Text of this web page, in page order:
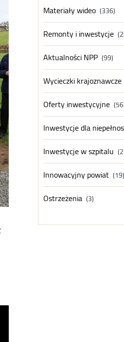
Materiały wideo (336)
Remonty i inwestycje
Aktualności NPP (99)
Wycieczki krajoznawcze
Oferty inwestycyjne
Inwestycje dla
Inwestycje w szpitalu
Innowacyjny powiat (19)
Ostrzeżenia (3)